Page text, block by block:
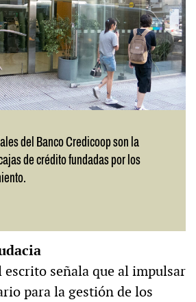
del Banco Credicoop son la
de crédito fundadas por los
señala que al impulsar
para la gestión de los